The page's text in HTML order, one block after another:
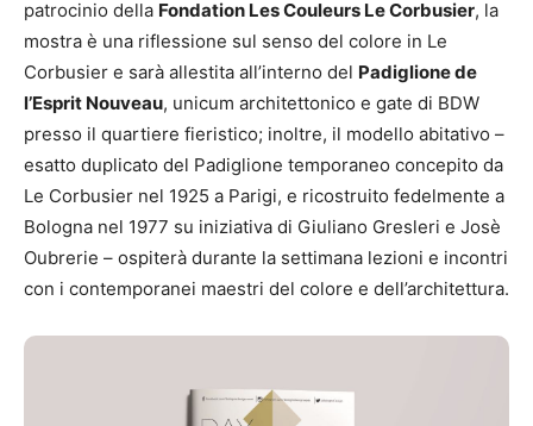
patrocinio della Fondation Les Couleurs Le Corbusier, la
mostra è una riflessione sul senso del colore in Le
Corbusier e sarà allestita all’interno del Padiglione de
l’Esprit Nouveau, unicum architettonico e gate di BDW
presso il quartiere fieristico; inoltre, il modello abitativo –
esatto duplicato del Padiglione temporaneo concepito da
Le Corbusier nel 1925 a Parigi, e ricostruito fedelmente a
Bologna nel 1977 su iniziativa di Giuliano Gresleri e Josè
Oubrerie – ospiterà durante la settimana lezioni e incontri
con i contemporanei maestri del colore e dell’architettura.